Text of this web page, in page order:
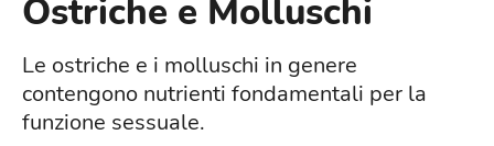
Ostriche e Molluschi
Le ostriche e i molluschi in genere
contengono nutrienti fondamentali per la
funzione sessuale.